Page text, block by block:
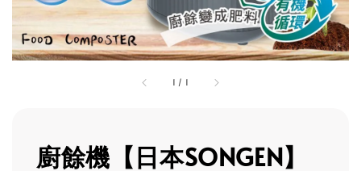
1 / 1
廚餘機【日本SONGEN】